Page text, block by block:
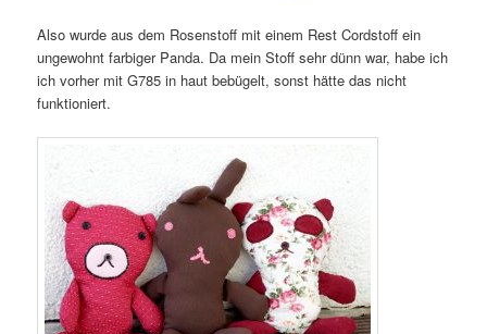
Also wurde aus dem Rosenstoff mit einem Rest Cordstoff ein
ungewohnt farbiger Panda. Da mein Stoff sehr dünn war, habe ich
ich vorher mit G785 in haut bebügelt, sonst hätte das nicht
funktioniert.